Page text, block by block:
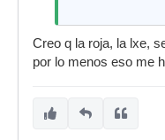
Creo q la roja, la lxe,
por lo menos eso me